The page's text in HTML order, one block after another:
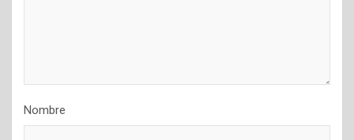
Nombre